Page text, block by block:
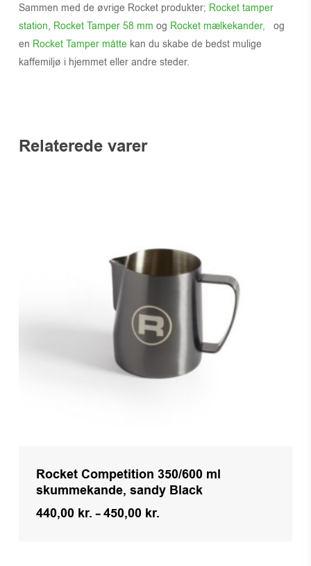
Sammen med de øvrige Rocket produkter; Rocket tamper
station, Rocket Tamper 58 mm og Rocket mælkekander, og
en Rocket Tamper måttekan du skabe de bedst mulige
kaffemiljø i hjemmet eller andre steder.
Relaterede varer
Rocket Competition 350/600 ml
skummekande, sandy Black
440,00 kr. –450,00 kr.